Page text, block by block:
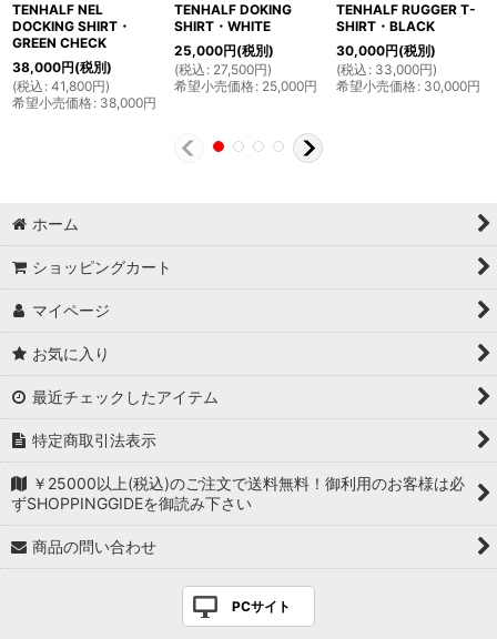
TENHALF NEL
DOCKING SHIRT・
GREEN CHECK
38,000円(税別)
(税込 : 41,800円)
希望小売価格: 38,000円
TENHALF DOKING
SHIRT・WHITE
25,000円(税別)
(税込 : 27,500円)
希望小売価格: 25,000円
TENHALF RUGGER T-
SHIRT・BLACK
30,000円(税別)
(税込 : 33,000円)
希望小売価格: 30,000円
ホーム
ショッピングカート
マイページ
お気に入り
最近チェックしたアイテム
特定商取引法表示
￥25000以上(税込)のご注文で送料無料！御利用のお客様は必
ずSHOPPINGGIDEを御読み下さい
商品の問い合わせ
PCサイト